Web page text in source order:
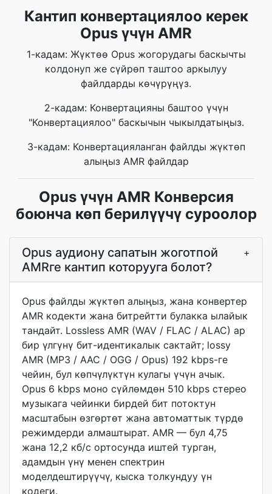
Кантип конвертациялоо керек
Opus үчүн AMR
1-кадам: Жүктөө Opus жогорудагы баскычты
колдонуп же сүйрөп таштоо аркылуу
файлдарды көчүрүңүз.
2-кадам: Конвертацияны баштоо үчүн
"Конвертациялоо" баскычын чыкылдатыңыз.
3-кадам: Конвертацияланган файлды жүктөп
алыңыз AMR файлдар
Opus үчүн AMR Конверсия
боюнча көп берилүүчү суроолор
Opus аудиону сапатын жоготпой
AMRге кантип которууга болот?
+
Opus файлды жүктөп алыңыз, жана конвертер
AMR кодекти жана битрейтти булакка ылайык
тандайт. Lossless AMR (WAV / FLAC / ALAC) ар
бир үлгүнү бит-идентикалык сактайт; lossy
AMR (MP3 / AAC / OGG / Opus) 192 kbps-ге
чейин, бул көпчүлүктүн кулагы үчүн ачык.
Opus 6 kbps моно сүйлөмдөн 510 kbps стерео
музыкага чейинки бирдей бит потоктун
масштабын өзгөртөт жана автоматтык түрдө
режимдерди алмаштырат. AMR — бул 4,75
жана 12,2 кб/с ортосунда иштей турган,
адамдын үнү менен спектрин
моделдештирүүчү, кыска толкундуу үн
кодеги.